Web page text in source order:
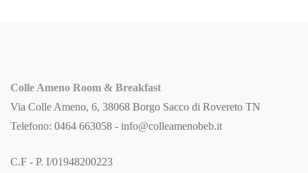
Colle Ameno Room & Breakfast
Via Colle Ameno, 6, 38068 Borgo Sacco di Rovereto TN
Telefono: 0464 663058 - info@colleamenobeb.it
C.F - P. I/01948200223